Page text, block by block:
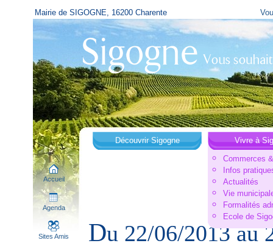
Mairie de SIGOGNE, 16200 Charente
Accueil
Agenda
Sites Amis
Découvrir Sigogne
Vivre à
Commerces
Infos
Actualités
Vie
Formalités
Ecole de
Du 22/06/2013 au